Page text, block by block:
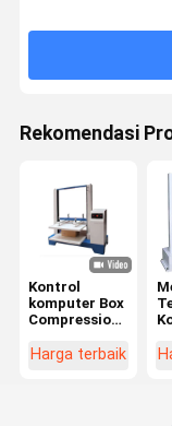
Rekomendasi
Kontrol
komputer Box
Compression
tekan karton
Harga terbaik